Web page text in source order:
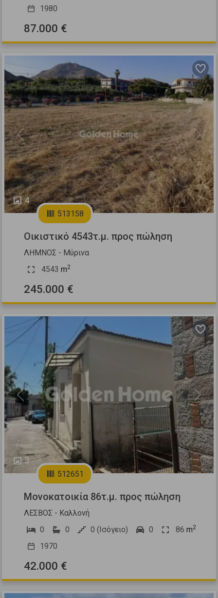
1980
87.000 €
4
Previous Next
513158
Οικιστικό 4543τ.μ. προς πώληση
ΛΗΜΝΟΣ - Μύρινα
4543 m2
245.000 €
3
Previous Next
512651
Μονοκατοικία 86τ.μ. προς πώληση
ΛΕΣΒΟΣ - Καλλονή
0
0 0 (Ισόγειο) 0 86 m2
1970
42.000 €